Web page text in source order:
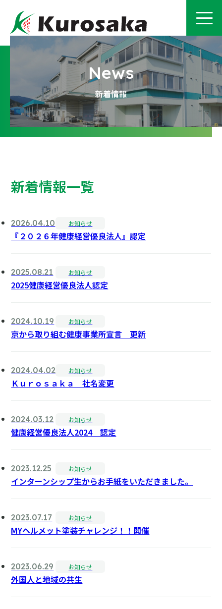
新着情報
新着情報一覧
2026.04.10 お知らせ
『２０２６年健康経営優良法人』認定
2025.08.21 お知らせ
2025健康経営優良法人認定
2024.10.19 お知らせ
京から取り組む健康事業所宣言 更新
2024.04.02 お知らせ
Ｋｕｒｏｓａｋａ 社名変更
2024.03.12 お知らせ
健康経営優良法人2024 認定
2023.12.25 お知らせ
インターンシップ生からお手紙をいただきました。
2023.07.17 お知らせ
MYヘルメット塗装チャレンジ！！開催
2023.06.29 お知らせ
外国人と地域の共生